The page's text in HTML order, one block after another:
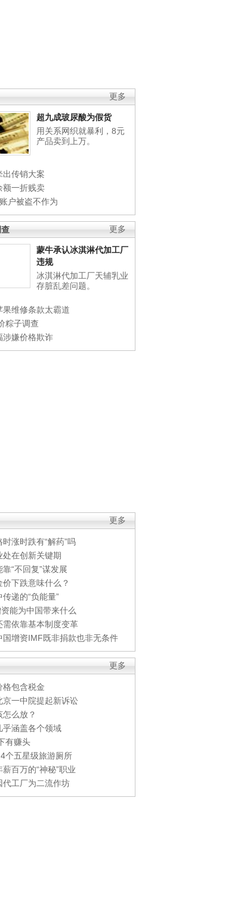
更多
超九成玻尿酸为假货
用关系网织就暴利，8元
产品卖到上万。
出传销大案
额一折贱卖
户被盗不作为
更多
蒙牛承认冰淇淋代加工厂
违规
冰淇淋代加工厂天辅乳业
存脏乱差问题。
果维修条款太霸道
粽子调查
涉嫌价格欺诈
更多
涨时跌有“解药”吗
处在创新关键期
“不回复”谋发展
价下跌意味什么？
递的“负能量”
能为中国带来什么
需依靠基本制度变革
国增资IMF既非捐款也非无条件
更多
格包含税金
京一中院提起新诉讼
怎么放？
乎涵盖各个领域
有赚头
个五星级旅游厕所
百万的“神秘”职业
代工厂为二流作坊